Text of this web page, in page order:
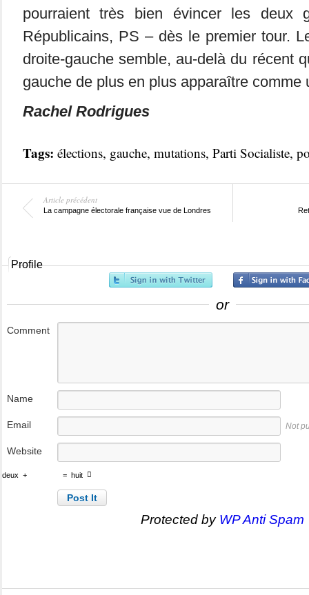
pourraient très bien évincer les deux
Républicains, PS – dès le premier tour.
droite-gauche semble, au-delà du récent
gauche de plus en plus apparaître comme
Rachel Rodrigues
Tags: élections, gauche, mutations, Parti Socialiste,
Article précédent
La campagne électorale française vue de Londres
Profile
or
Comment
Name
Email Not
Website
deux + = huit
Protected by WP Anti Spam